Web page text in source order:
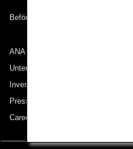
Beförderungsbedingungen
ANA Group
Unternehmen der ANA Group
Investor Relations
Pressemeldungen
Careers (English Only)